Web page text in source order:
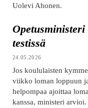
Uolevi Ahonen.
testissä
24.05.2026
Jos koululaisten
viikko loman loppuun
helpompaa ajoittaa
kanssa, ministeri arvioi.